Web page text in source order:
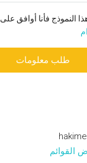
النموذج فأنا أوافق على
طلب معلومات
hakime
القوائم